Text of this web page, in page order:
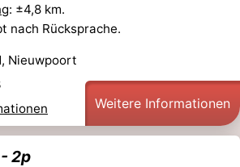
: ±4,8 km.
nach Rücksprache.
Nieuwpoort
Weitere Informationen
2p